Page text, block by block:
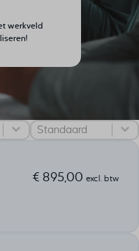
werkveld
per page
Sorteer
Sort content
€ 895,00 excl. btw